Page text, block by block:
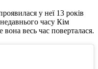
у неї 13 років
часу Кім
весь час поверталася.